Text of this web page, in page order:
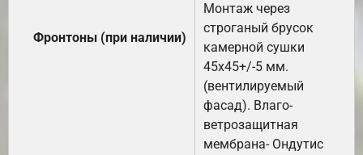
Фронтоны (при наличии)
Монтаж через
строганый брусок
камерной сушки
45х45+/-5 мм.
(вентилируемый
фасад). Влаго-
ветрозащитная
мембрана- Ондутис